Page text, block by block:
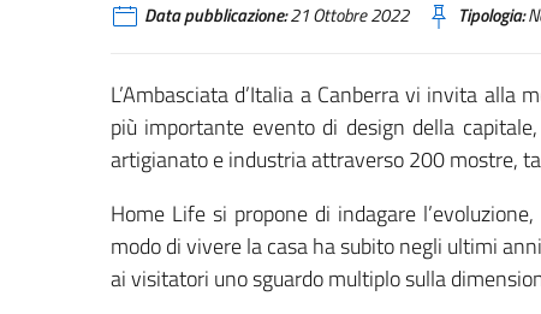
Data pubblicazione:21 Ottobre 2022 Tipologia:
L’Ambasciata d’Italia a Canberra vi invita alla
più importante evento di design della
artigianato e industria attraverso 200 mostre,
Home Life si propone di indagare
modo di vivere la casa ha subito negli ultimi
ai visitatori uno sguardo multiplo sulla